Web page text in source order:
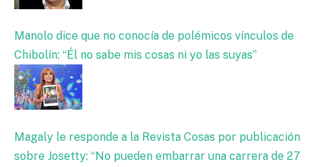
Manolo dice que no conocía de polémicos vínculos de
Chibolín: “Él no sabe mis cosas ni yo las suyas”
Magaly le responde a la Revista Cosas por publicación
sobre Josetty: “No pueden embarrar una carrera de 27